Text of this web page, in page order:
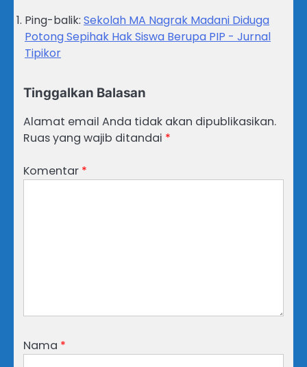
Ping-balik: Sekolah MA Nagrak Madani Diduga
Potong Sepihak Hak Siswa Berupa PIP - Jurnal
Tipikor
Tinggalkan Balasan
Alamat email Anda tidak akan dipublikasikan.
Ruas yang wajib ditandai *
Komentar *
Nama *